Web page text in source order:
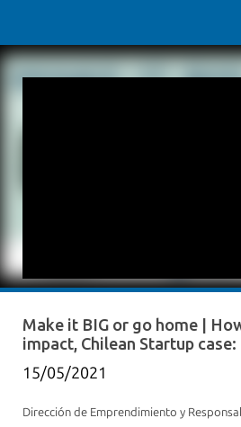
Make it BIG or go home |
impact, Chilean Startup
15/05/2021
Dirección de Emprendimiento y